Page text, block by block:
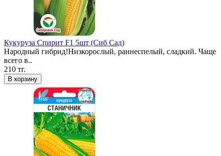
Кукуруза Спирит F1 5шт (Сиб Сад)
Народный гибрид!Низкорослый, раннеспелый, сладкий. Чаще
всего в..
210 тг.
В корзину